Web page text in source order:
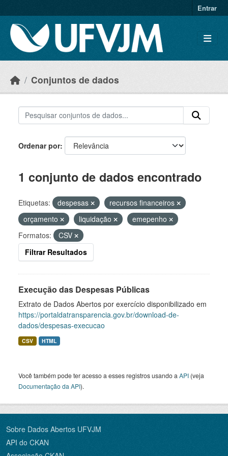
Entrar
Conjuntos de dados
Ordenar por
1 conjunto de dados encontrado
Etiquetas: despesas
recursos financeiros
orçamento
liquidação
emepenho
Formatos:
CSV
Filtrar Resultados
Execução das Despesas Públicas
Extrato de Dados Abertos por exercício disponibilizado em
https://portaldatransparencia.gov.br/download-de-
dados/despesas-execucao
CSV HTML
Você também pode ter acesso a esses registros usando a API (veja
Documentação da API).
Sobre Dados Abertos UFVJM
API do CKAN